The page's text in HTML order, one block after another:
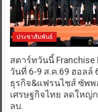
ประชาสัมพันธ์
สตาร์ทวันนี้ Franchise
วันที่ 6-9 ส.ค.69 ฮอลล์
ธุรกิจ&แฟรนไชส์ ซัพพ
เศรษฐกิจไทย ลดใหญ่
ลบ.